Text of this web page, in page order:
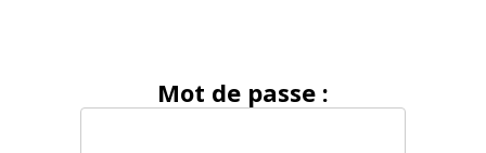
Mot de passe :